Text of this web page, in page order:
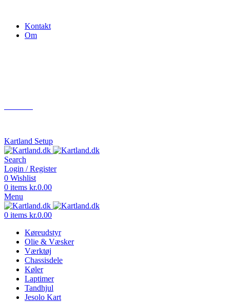
Kontakt
Om
Kartland Setup
Search
Login / Register
0 Wishlist
0 items kr.0.00
Menu
0 items kr.0.00
Køreudstyr
Olie & Væsker
Værktøj
Chassisdele
Køler
Laptimer
Tandhjul
Jesolo Kart